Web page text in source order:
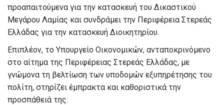
προαπαιτούμενα για την κατασκευή του Δικαστικού
Μεγάρου Λαμίας και συνδράμει την Περιφέρεια Στερεάς
Ελλάδας για την κατασκευή Διοικητηρίου.
Επιπλέον, το Υπουργείο Οικονομικών, ανταποκρινόμενο
στο αίτημα της Περιφέρειας Στερεάς Ελλάδας, με
γνώμονα τη βελτίωση των υποδομών εξυπηρέτησης του
πολίτη, στηρίζει έμπρακτα και καθοριστικά την
προσπάθειά της.